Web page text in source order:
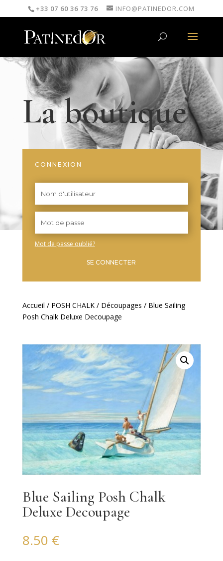
+33 07 60 36 73 76 INFO@PATINEDOR.COM
La boutique
CONNEXION
Mot de passe oublié?
SE CONNECTER
Accueil / POSH CHALK/ Découpages / Blue Sailing
Posh Chalk Deluxe Decoupage
Blue Sailing Posh Chalk
Deluxe Decoupage
8.50 €